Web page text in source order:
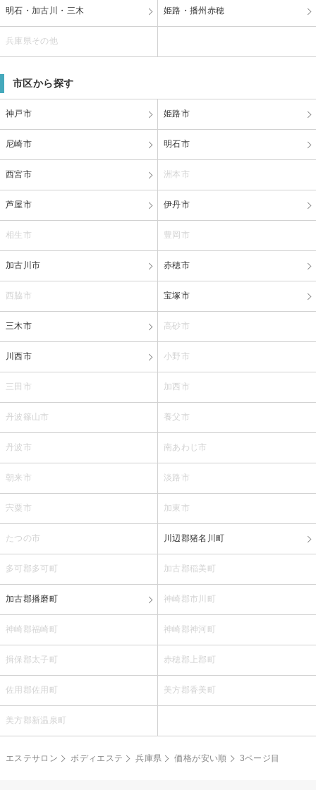
明石・加古川・三木 姫路・播州赤穂
兵庫県その他
市区から探す
神戸市 姫路市
尼崎市 明石市
西宮市 洲本市
芦屋市 伊丹市
相生市 豊岡市
加古川市 赤穂市
西脇市 宝塚市
三木市 高砂市
川西市 小野市
三田市 加西市
丹波篠山市 養父市
丹波市 南あわじ市
朝来市 淡路市
宍粟市 加東市
たつの市 川辺郡猪名川町
多可郡多可町 加古郡稲美町
加古郡播磨町 神崎郡市川町
神崎郡福崎町 神崎郡神河町
揖保郡太子町 赤穂郡上郡町
佐用郡佐用町 美方郡香美町
美方郡新温泉町
エステサロン ボディエステ 兵庫県 価格が安い順 3ページ目